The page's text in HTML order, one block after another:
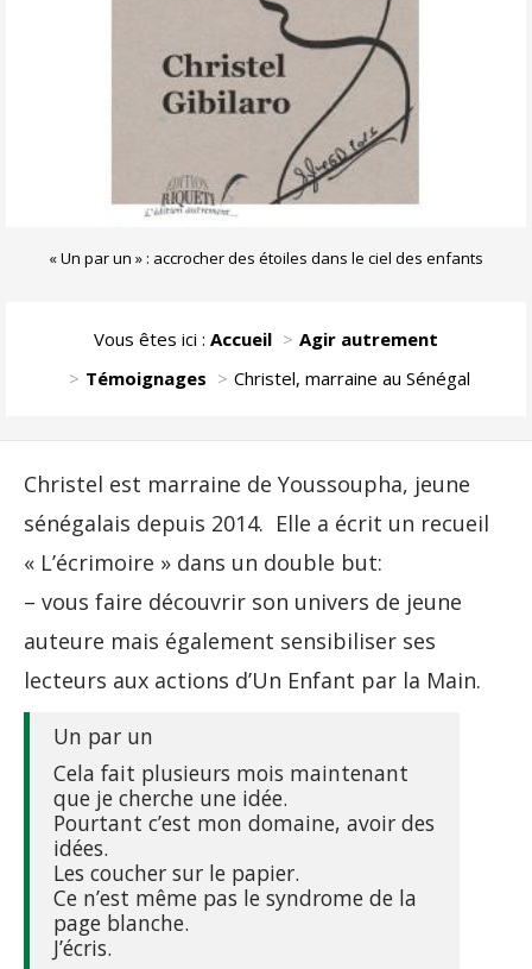
« Un par un » : accrocher des étoiles dans le ciel des enfants
Vous êtes ici : Accueil
Agir autrement
Témoignages
Christel, marraine au Sénégal
Christel est marraine de Youssoupha, jeune
sénégalais depuis 2014. Elle a écrit un recueil
« L’écrimoire » dans un double but:
– vous faire découvrir son univers de jeune
auteure mais également sensibiliser ses
lecteurs aux actions d’Un Enfant par la Main.
Un par un
Cela fait plusieurs mois maintenant
que je cherche une idée.
Pourtant c’est mon domaine, avoir des
idées.
Les coucher sur le papier.
Ce n’est même pas le syndrome de la
page blanche.
J’écris.